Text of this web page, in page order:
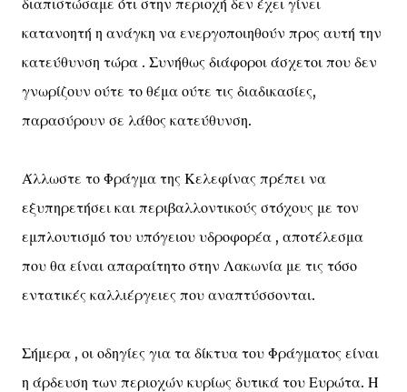
διαπιστώσαμε ότι στην περιοχή δεν έχει γίνει
κατανοητή η ανάγκη να ενεργοποιηθούν προς αυτή την
κατεύθυνση τώρα . Συνήθως διάφοροι άσχετοι που δεν
γνωρίζουν ούτε το θέμα ούτε τις διαδικασίες,
παρασύρουν σε λάθος κατεύθυνση.
Άλλωστε το Φράγμα της Κελεφίνας πρέπει να
εξυπηρετήσει και περιβαλλοντικούς στόχους με τον
εμπλουτισμό του υπόγειου υδροφορέα , αποτέλεσμα
που θα είναι απαραίτητο στην Λακωνία με τις τόσο
εντατικές καλλιέργειες που αναπτύσσονται.
Σήμερα , οι οδηγίες για τα δίκτυα του Φράγματος είναι
η άρδευση των περιοχών κυρίως δυτικά του Ευρώτα. Η